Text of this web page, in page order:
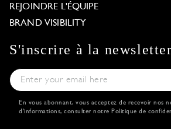
REJOINDRE L'ÉQUIPE
BRAND VISIBILITY
S'inscrire à la newsletter
En vous abonnant, vous acceptez de recevoir nos
d'informations, consulter notre Politique de